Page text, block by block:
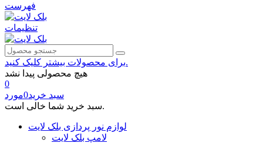
فهرست
تنظیمات
برای محصولات بیشتر کلیک کنید.
هیچ محصولی پیدا نشد
0
سبد خرید0مورد
سبد خرید شما خالی است.
لوازم نور پردازی بلک لایت
لامپ بلک لایت